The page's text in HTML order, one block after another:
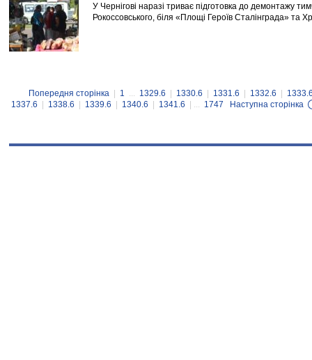
У Чернігові наразі триває підготовка до демонтажу
Рокоссовського, біля «Площі Героїв Сталінграда» та
Попередня сторінка 1 ... 1329.6 1330.6 1331.6 1332.6
1337.6
1338.6 1339.6 1340.6 1341.6 | ... 1747 Наступна сторінка